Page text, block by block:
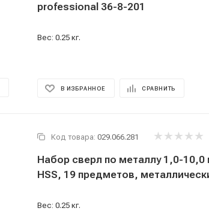
professional 36-8-201
Вес: 0.25 кг.
В ИЗБРАННОЕ СРАВНИТЬ
Код товара: 029.066.281
Набор сверл по металлу 1,0-10,0 мм, заточка 118o,
HSS, 19 предметов,
Вес: 0.25 кг.